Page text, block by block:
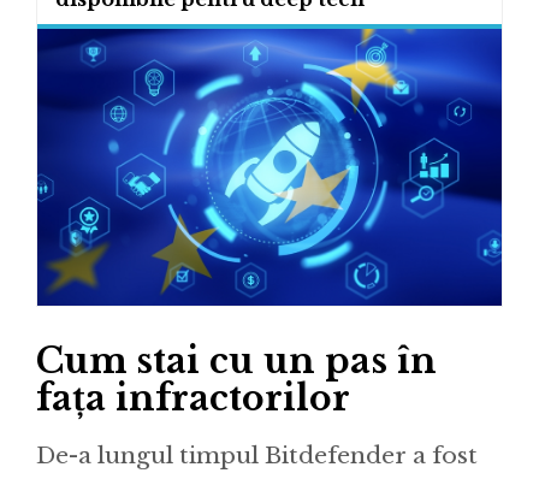
Cum stai cu un pas în
fața infractorilor
De-a lungul timpul Bitdefender a fost